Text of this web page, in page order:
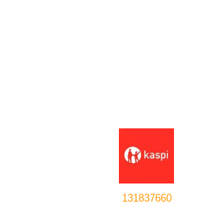
131837660